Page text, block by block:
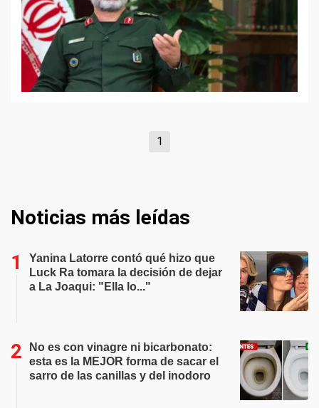
1
Noticias más leídas
Yanina Latorre contó qué hizo que
Luck Ra tomara la decisión de dejar
a La Joaqui: "Ella lo..."
No es con vinagre ni bicarbonato:
esta es la MEJOR forma de sacar el
sarro de las canillas y del inodoro